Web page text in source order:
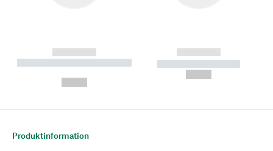
------------
----------- ----------- --------
------------
----------- -----------
Produktinformation